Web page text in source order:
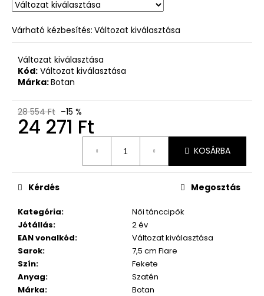
Várható kézbesítés: Változat kiválasztása
Változat kiválasztása
Kód: Változat kiválasztása
Márka:Botan
28 554 Ft –15 %
24 271 Ft
KOSÁRBA
Kategória:
Női tánccipők
Jótállás:
2 év
EAN vonalkód:
Változat kiválasztása
Sarok:
7,5 cm Flare
Szín:
Fekete
Anyag:
Szatén
Márka: Botan
Kérdés Megosztás